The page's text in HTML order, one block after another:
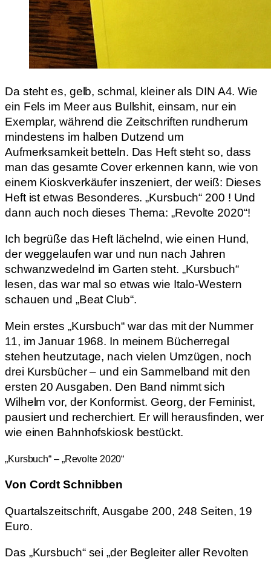
Da steht es, gelb, schmal, kleiner als DIN A4. Wie
ein Fels im Meer aus Bullshit, einsam, nur ein
Exemplar, während die Zeitschriften rundherum
mindestens im halben Dutzend um
Aufmerksamkeit betteln. Das Heft steht so, dass
man das gesamte Cover erkennen kann, wie von
einem Kioskverkäufer inszeniert, der weiß: Dieses
Heft ist etwas Besonderes. „Kursbuch“ 200 ! Und
dann auch noch dieses Thema: „Revolte 2020“!
Ich begrüße das Heft lächelnd, wie einen Hund,
der weggelaufen war und nun nach Jahren
schwanzwedelnd im Garten steht. „Kursbuch“
lesen, das war mal so etwas wie Italo-Western
schauen und „Beat Club“.
Mein erstes „Kursbuch“ war das mit der Nummer
11, im Januar 1968. In meinem Bücherregal
stehen heutzutage, nach vielen Umzügen, noch
drei Kursbücher – und ein Sammelband mit den
ersten 20 Ausgaben. Den Band nimmt sich
Wilhelm vor, der Konformist. Georg, der Feminist,
pausiert und recherchiert. Er will herausfinden, wer
wie einen Bahnhofskiosk bestückt.
„Kursbuch“ – „Revolte 2020“
Von Cordt Schnibben
Quartalszeitschrift, Ausgabe 200, 248 Seiten, 19
Euro.
Das „Kursbuch“ sei „der Begleiter aller Revolten